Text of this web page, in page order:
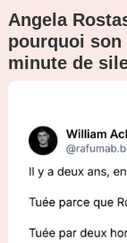
Angela
pourquoi son
minute de